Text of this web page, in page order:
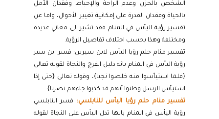
الشخص بالحزن وعدم الراحة والإحباط وفقدان الأمل
بالحياة وفقدان القدرة على إمكانية تغيير الأحوال، واما عن
تفسير رؤية اليأس في المنام فقد تشير الى معاني عديدة
ومختلفة وهذا بحسب اختلاف تفاصيل الرؤية.
تفسير منام حلم رؤيا اليأس لابن سيرين: فسر ابن سير
رؤية اليأس في المنام بانه دليل الفرج والنجاة لقوله تعالى
{فلما استيأسوا منه خلصوا نجيا}، وقوله تعالى {حتى إذا
استيأس الرسل وظنوا أنهم قد كذبوا جاءهم نصرنا}.
تفسير منام حلم رؤيا اليأس للنابلسي: فسر النابلسي
رؤية اليأس في المنام بانها تدل اليأس على النجاة لقوله